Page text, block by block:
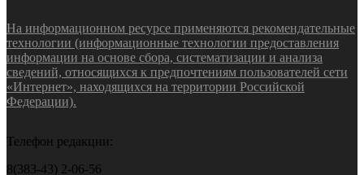
На информационном ресурсе применяются рекомендательные
технологии (информационные технологии предоставления
информации на основе сбора, систематизации и анализа
сведений, относящихся к предпочтениям пользователей сети
«Интернет», находящихся на территории Российской
Федерации).
Телефон редакции:
8(383-43) 2-06-56